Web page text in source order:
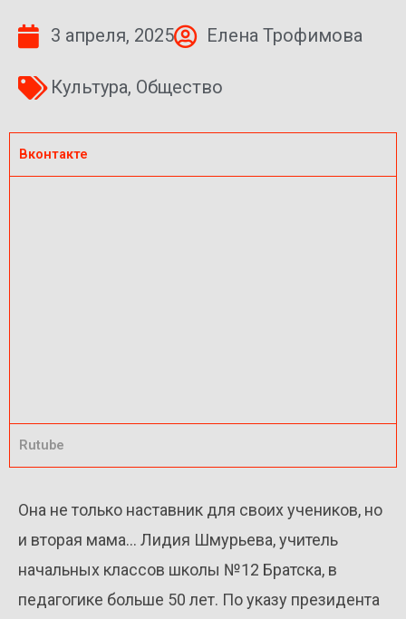
3 апреля, 2025 Елена Трофимова
Культура, Общество
Вконтакте
Rutube
Она не только наставник для своих учеников, но
и вторая мама… Лидия Шмурьева, учитель
начальных классов школы №12 Братска, в
педагогике больше 50 лет. По указу президента